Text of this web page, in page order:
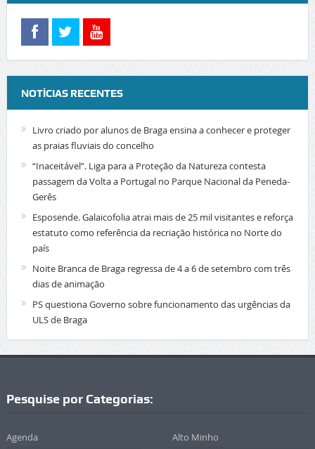
NOTÍCIAS RECENTES
Livro criado por alunos de Braga ensina a conhecer e proteger
as praias fluviais do concelho
“Inaceitável”. Liga para a Proteção da Natureza contesta
passagem da Volta a Portugal no Parque Nacional da Peneda-
Gerês
Esposende. Galaicofolia atrai mais de 25 mil visitantes e reforça
estatuto como referência da recriação histórica no Norte do
país
Noite Branca de Braga regressa de 4 a 6 de setembro com três
dias de animação
PS questiona Governo sobre funcionamento das urgências da
ULS de Braga
Pesquise por Categorias:
Agenda Alto Minho